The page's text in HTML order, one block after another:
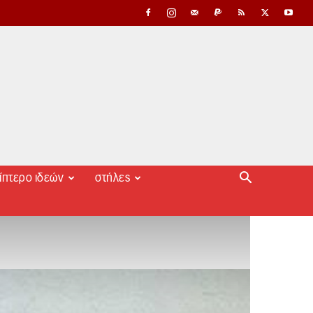
ιδεών στήλες